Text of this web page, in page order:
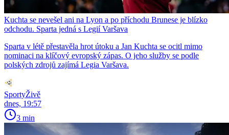
Kuchta se nevešel ani na Lyon a po příchodu Brunese je blízko
odchodu. Sparta jedná s Legií Varšava
Sparta v létě přestavěla hrot útoku a Jan Kuchta se ocitl mimo
nominaci na klíčový evropský zápas. O jeho služby se podle
polských zdrojů zajímá Legia Varšava.
SportyŽivě
dnes, 19:57
3 min